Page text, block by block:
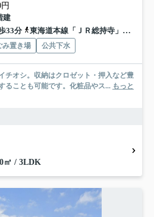
建
33分
東海道本線「ＪＲ総持寺」駅 徒歩34分
み置き場 公共下水
チオシ。収納はクロゼット・押入など豊
ることも可能です。化粧品やス... もっと
㎡ / 3LDK